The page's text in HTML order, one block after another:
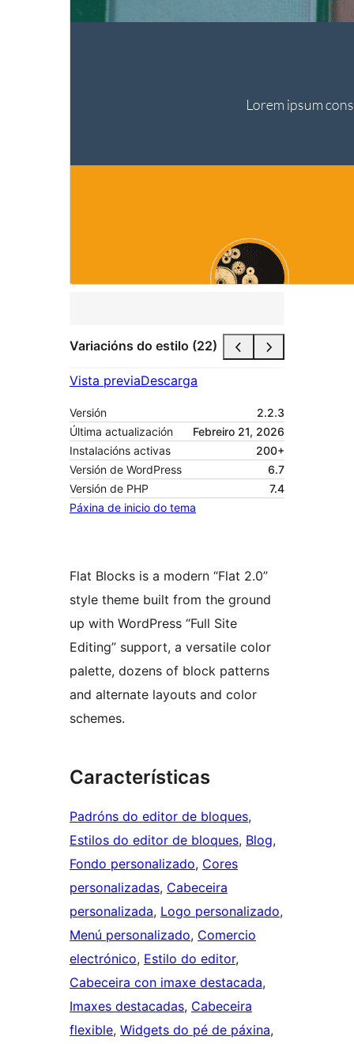
Variacións do estilo (22)
Vista previaDescarga
Versión
2.2.3
Última actualización
Febreiro 21, 2026
Instalacións activas
200+
Versión de WordPress
6.7
Versión de PHP
7.4
Páxina de inicio do tema
Flat Blocks is a modern “Flat 2.0”
style theme built from the ground
up with WordPress “Full Site
Editing” support, a versatile color
palette, dozens of block patterns
and alternate layouts and color
schemes.
Características
Padróns do editor de bloques
Estilos do editor de bloques, Blog
Fondo personalizado, Cores
personalizadas, Cabeceira
personalizada, Logo personalizado
Menú personalizado, Comercio
electrónico, Estilo do editor
Cabeceira con imaxe destacada
Imaxes destacadas, Cabeceira
flexible, Widgets do pé de páxina